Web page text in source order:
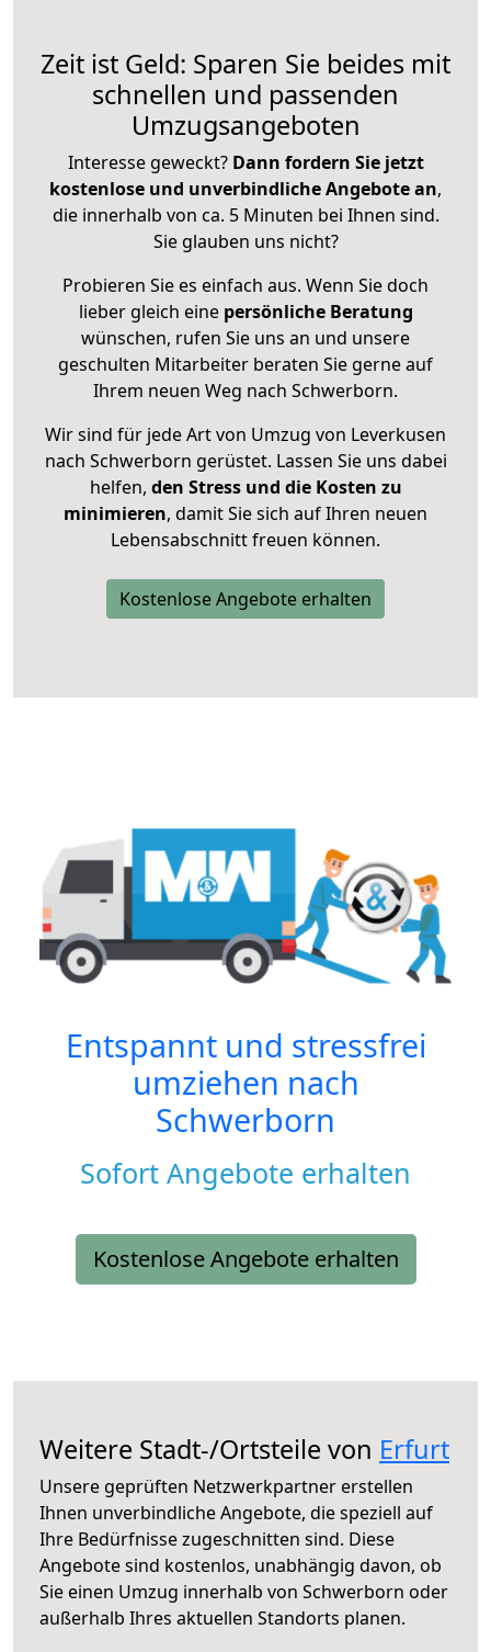
Zeit ist Geld: Sparen Sie beides mit
schnellen und passenden
Umzugsangeboten
Interesse geweckt? Dann fordern Sie jetzt
kostenlose und unverbindliche Angebote an,
die innerhalb von ca. 5 Minuten bei Ihnen sind.
Sie glauben uns nicht?
Probieren Sie es einfach aus. Wenn Sie doch
lieber gleich eine persönliche Beratung
wünschen, rufen Sie uns an und unsere
geschulten Mitarbeiter beraten Sie gerne auf
Ihrem neuen Weg nach Schwerborn.
Wir sind für jede Art von Umzug von Leverkusen
nach Schwerborn gerüstet. Lassen Sie uns dabei
helfen, den Stress und die Kosten zu
minimieren, damit Sie sich auf Ihren neuen
Lebensabschnitt freuen können.
Kostenlose Angebote erhalten
Entspannt und stressfrei
umziehen nach
Schwerborn
Sofort Angebote erhalten
Kostenlose Angebote erhalten
Weitere Stadt-/Ortsteile von Erfurt
Unsere geprüften Netzwerkpartner erstellen
Ihnen unverbindliche Angebote, die speziell auf
Ihre Bedürfnisse zugeschnitten sind. Diese
Angebote sind kostenlos, unabhängig davon, ob
Sie einen Umzug innerhalb von Schwerborn oder
außerhalb Ihres aktuellen Standorts planen.